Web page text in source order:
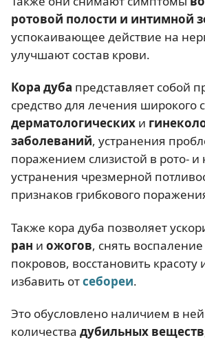
ротовой полости и интимной
успокаивающее действие на
улучшают состав крови.
Кора дуба представляет собой
средство для лечения широкого
дерматологических и
заболеваний, устранения
поражением слизистой в рото- и
устранения чрезмерной
признаков грибкового
Также кора дуба позволяет
ран и ожогов, снять
покровов, восстановить красоту
избавить отсебореи.
Это обусловлено наличием в
количества дубильных веществ